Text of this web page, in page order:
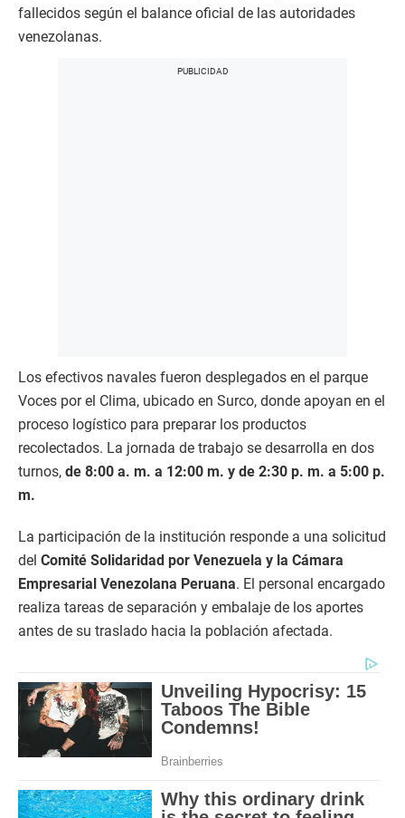
fallecidos según el balance oficial de las autoridades
venezolanas.
Los efectivos navales fueron desplegados en el parque
Voces por el Clima, ubicado en Surco, donde apoyan en el
proceso logístico para preparar los productos
recolectados. La jornada de trabajo se desarrolla en dos
turnos, de 8:00 a. m. a 12:00 m. y de 2:30 p. m. a 5:00 p.
m.
La participación de la institución responde a una solicitud
del Comité Solidaridad por Venezuela y la Cámara
Empresarial Venezolana Peruana. El personal encargado
realiza tareas de separación y embalaje de los aportes
antes de su traslado hacia la población afectada.